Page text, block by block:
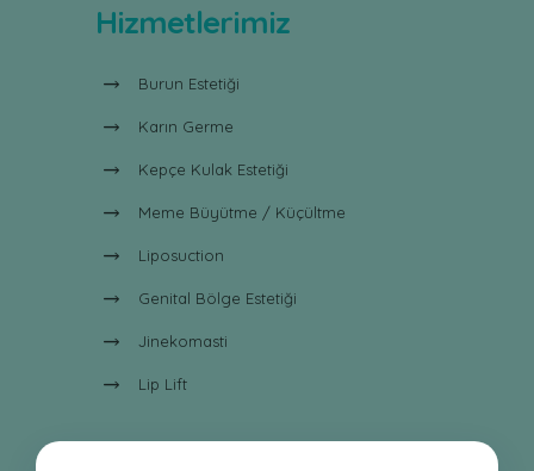
Hizmetlerimiz
Burun Estetiği
Karın Germe
Kepçe Kulak Estetiği
Meme Büyütme / Küçültme
Liposuction
Genital Bölge Estetiği
Jinekomasti
Lip Lift